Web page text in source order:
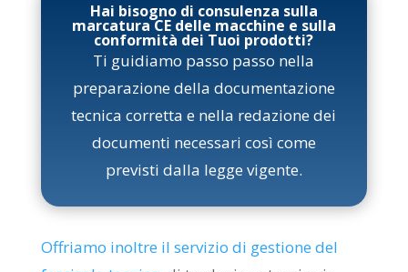
Hai bisogno di consulenza sulla
marcatura CE delle macchine e sulla
conformità dei Tuoi prodotti?
Ti guidiamo passo passo nella
preparazione della documentazione
tecnica corretta e nella redazione dei
documenti necessari così come
previsti dalla legge vigente.
Offriamo inoltre il servizio di gestione del